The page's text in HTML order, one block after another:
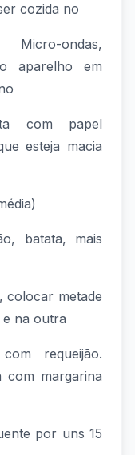
cozida no
Micro-ondas,
aparelho em
com papel
esteja macia
batata, mais
colocar metade
na outra
requeijão.
com margarina
por uns 15